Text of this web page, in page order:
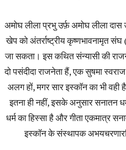
अमोघ लीला प्रभु उर्फ़ अमोघ लीला
खेप को अंतर्राष्ट्रीय कृष्णभावनामृत
जा सकता। इस कथित संन्यासी की
दो पसंदीदा राजनेता हैं, एक सुषमा
अलग हों, मगर सार इस्कॉन का भी वही
इतना ही नहीं, इसके अनुसार सनातन
धर्म का हिस्सा है और गीता एकमात्र
इस्कॉन के संस्थापक